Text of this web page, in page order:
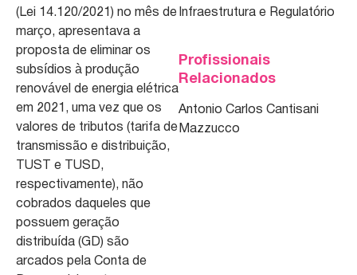
(Lei 14.120/2021) no mês de
março, apresentava a
proposta de eliminar os
subsídios à produção
renovável de energia elétrica
em 2021, uma vez que os
valores de tributos (tarifa de
transmissão e distribuição,
TUST e TUSD,
respectivamente), não
cobrados daqueles que
possuem geração
distribuída (GD) são
arcados pela Conta de
Infraestrutura e Regulatório
Profissionais
Relacionados
Antonio Carlos Cantisani
Mazzucco